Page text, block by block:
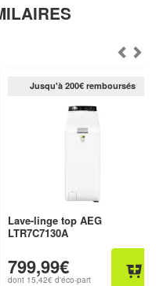
Jusqu'à 200€ remboursés
Lave-linge top AEG
LTR7C7130A
799,99€
dont 15,42€ d'éco-part